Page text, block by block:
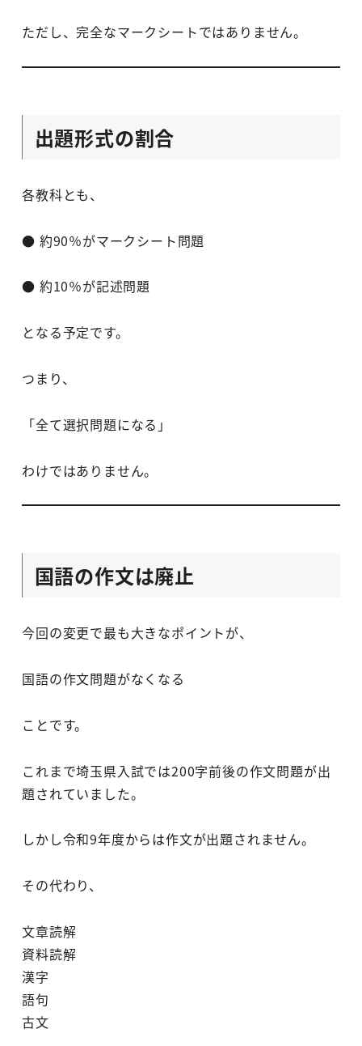
ただし、完全なマークシートではありません。
出題形式の割合
各教科とも、
● 約90％がマークシート問題
● 約10％が記述問題
となる予定です。
つまり、
「全て選択問題になる」
わけではありません。
国語の作文は廃止
今回の変更で最も大きなポイントが、
国語の作文問題がなくなる
ことです。
これまで埼玉県入試では200字前後の作文問題が出
題されていました。
しかし令和9年度からは作文が出題されません。
その代わり、
文章読解
資料読解
漢字
語句
古文